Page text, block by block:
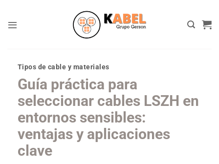
content
Tipos de cable y materiales
Guía práctica para
seleccionar cables LSZH en
entornos sensibles:
ventajas y aplicaciones
clave